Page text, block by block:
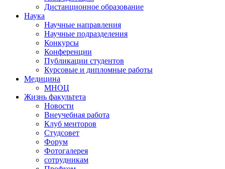
Дистанционное образование
Наука
Научные направления
Научные подразделения
Конкурсы
Конференции
Публикации студентов
Курсовые и дипломные работы
Медицина
МНОЦ
Жизнь факультета
Новости
Внеучебная работа
Клуб менторов
Студсовет
Форум
Фотогалерея
сотрудникам